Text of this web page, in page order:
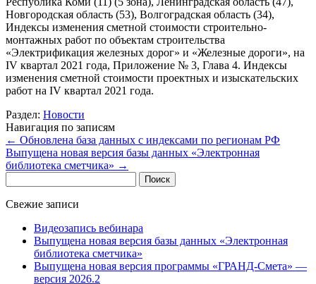
Новгородская область (53), Волгоградская область (34),
Индексы изменения сметной стоимости строительно-
монтажных работ по объектам строительства
«Электрификация железных дорог» и «Железные дороги», на
IV квартал 2021 года, Приложение № 3, Глава 4. Индексы
изменения сметной стоимости проектных и изыскательских
работ на IV квартал 2021 года.
Раздел: Новости
Навигация по записям
← Обновлена база данных с индексами по регионам РФ
Выпущена новая версия базы данных «Электронная
библиотека сметчика» →
Свежие записи
Видеозапись вебинара
Выпущена новая версия базы данных «Электронная
библиотека сметчика»
Выпущена новая версия программы «ГРАНД-Смета» —
версия 2026.2